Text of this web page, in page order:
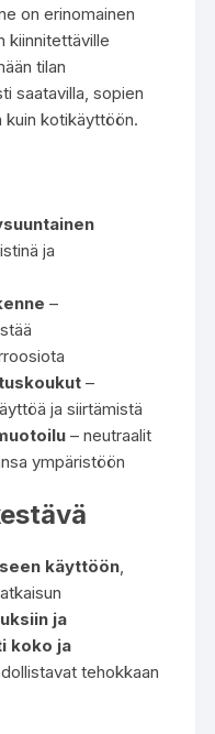
on erinomainen
kiinnitettäville
tilan
saatavilla, sopien
kuin kotikäyttöön.
ja
–
–
ja siirtämistä
– neutraalit
ympäristöön
käyttöön,
ja
koko ja
tehokkaan